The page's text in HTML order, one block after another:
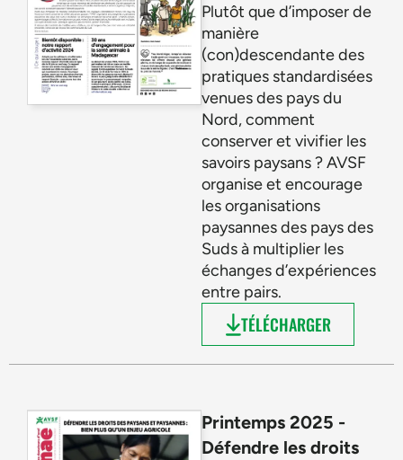
Plutôt que d’imposer de
manière
(con)descendante des
pratiques standardisées
venues des pays du
Nord, comment
conserver et vivifier les
savoirs paysans ? AVSF
organise et encourage
les organisations
paysannes des pays des
Suds à multiplier les
échanges d’expériences
entre pairs.
TÉLÉCHARGER
Printemps 2025 -
Défendre les droits